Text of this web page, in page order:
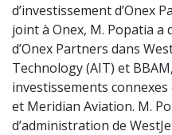
d’investissement d’Onex
joint à Onex, M. Popatia a
d’Onex Partners dans
Technology (AIT) et
investissements connexes
et Meridian Aviation. M.
d’administration de